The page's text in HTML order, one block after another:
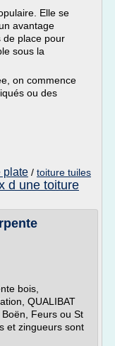
Elle se
avantage
de place pour
sous la
on commence
ou des
plate / toiture tuiles
d une toiture
bois,
QUALIBAT
Feurs ou St
et zingueurs sont